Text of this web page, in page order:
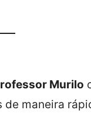
Murilo
maneira